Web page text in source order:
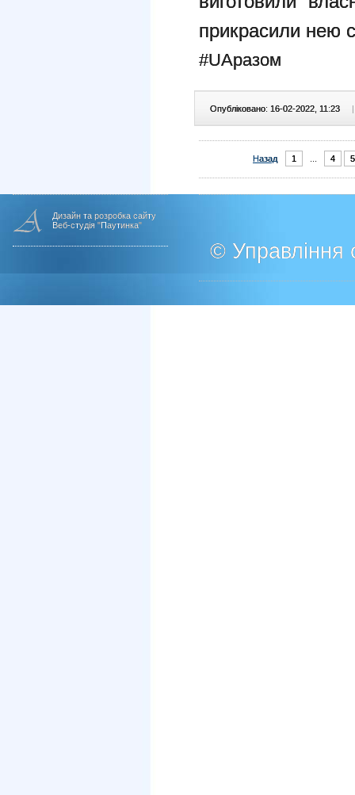
прикрасили нею
#UAразом
Опубліковано: 16-02-2022, 11:23 |
Назад 1 4 5
Дизайн та розробка сайту
Веб-студія "Паутинка"
© Управління